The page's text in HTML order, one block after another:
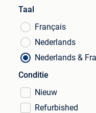
Taal
Français
Nederlands
Nederlands &
Conditie
Nieuw
Refurbished